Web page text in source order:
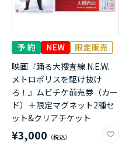
映画『踊る大捜査線 N.E.W.
メトロポリスを駆け抜け
ろ！』ムビチケ前売券（カー
ド）＋限定マグネット2種セ
ット&クリアチケット
¥3,000